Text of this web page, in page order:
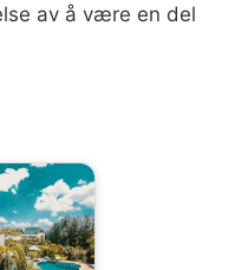
av å være en del